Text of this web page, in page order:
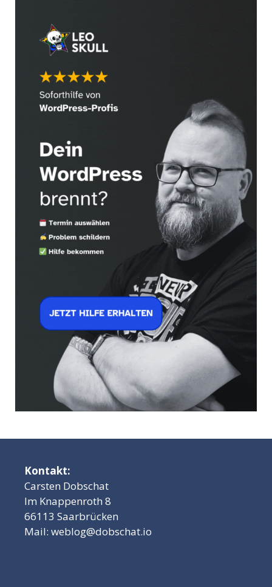
Kontakt:
Carsten Dobschat
Im Knappenroth 8
66113 Saarbrücken
Mail: weblog@dobschat.io